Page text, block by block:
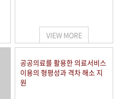
VIEW MORE
공공의료를 활용한 의료서비스
이용의 형평성과 격차 해소 지
원